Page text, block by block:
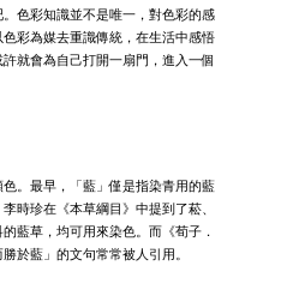
色彩知識並不是唯一，對色彩的感
彩為媒去重識傳統，在生活中感悟
就會為自己打開一扇門，進入一個
。最早，「藍」僅是指染青用的藍
時珍在《本草綱目》中提到了菘、
藍草，均可用來染色。而《荀子．
於藍」的文句常常被人引用。